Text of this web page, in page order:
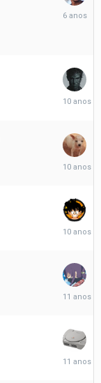
Julho
Junho
Abril
Agosto
Julho
Julho